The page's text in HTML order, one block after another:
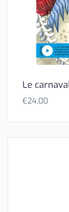
Le
€24,00